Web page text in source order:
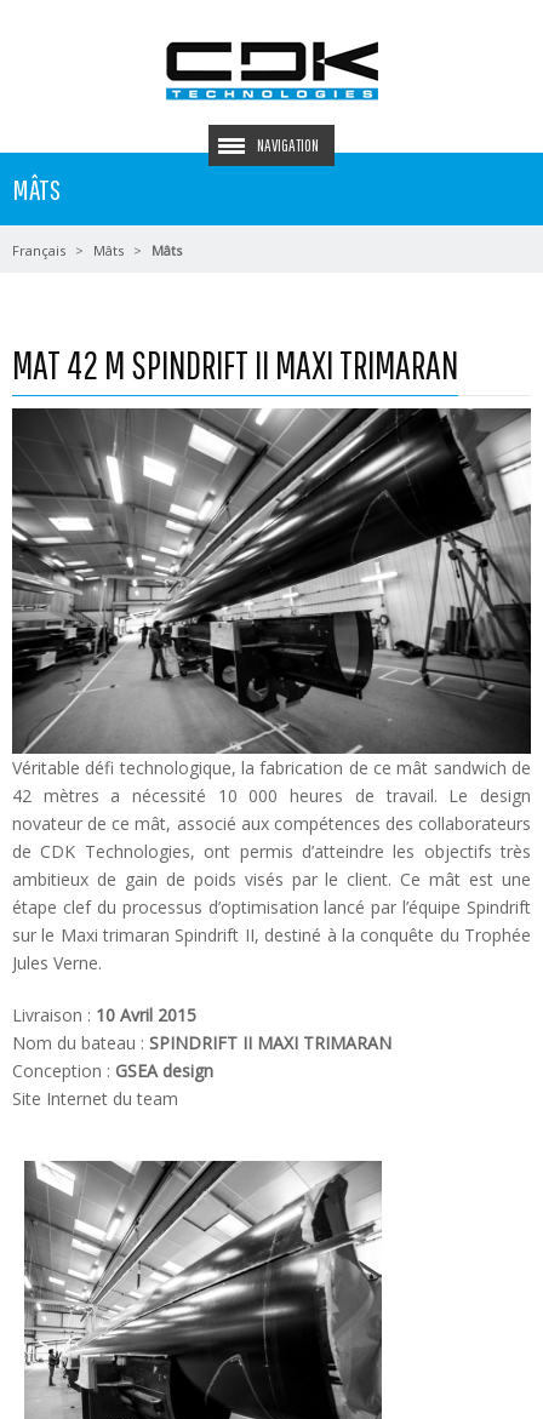
NAVIGATION
MÂTS
Français Mâts Mâts
MAT 42 M SPINDRIFT II MAXI TRIMARAN
Véritable défi technologique, la fabrication de ce mât sandwich de
42 mètres a nécessité 10 000 heures de travail. Le design
novateur de ce mât, associé aux compétences des collaborateurs
de CDK Technologies, ont permis d’atteindre les objectifs très
ambitieux de gain de poids visés par le client. Ce mât est une
étape clef du processus d’optimisation lancé par l’équipe Spindrift
sur le Maxi trimaran Spindrift II, destiné à la conquête du Trophée
Jules Verne.
Livraison : 10 Avril 2015
Nom du bateau : SPINDRIFT II MAXI TRIMARAN
Conception : GSEA design
Site Internet du team